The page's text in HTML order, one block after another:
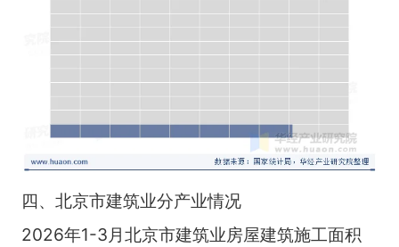
四、北京市建筑业分产业情况
2026年1-3月北京市建筑业房屋建筑施工面积